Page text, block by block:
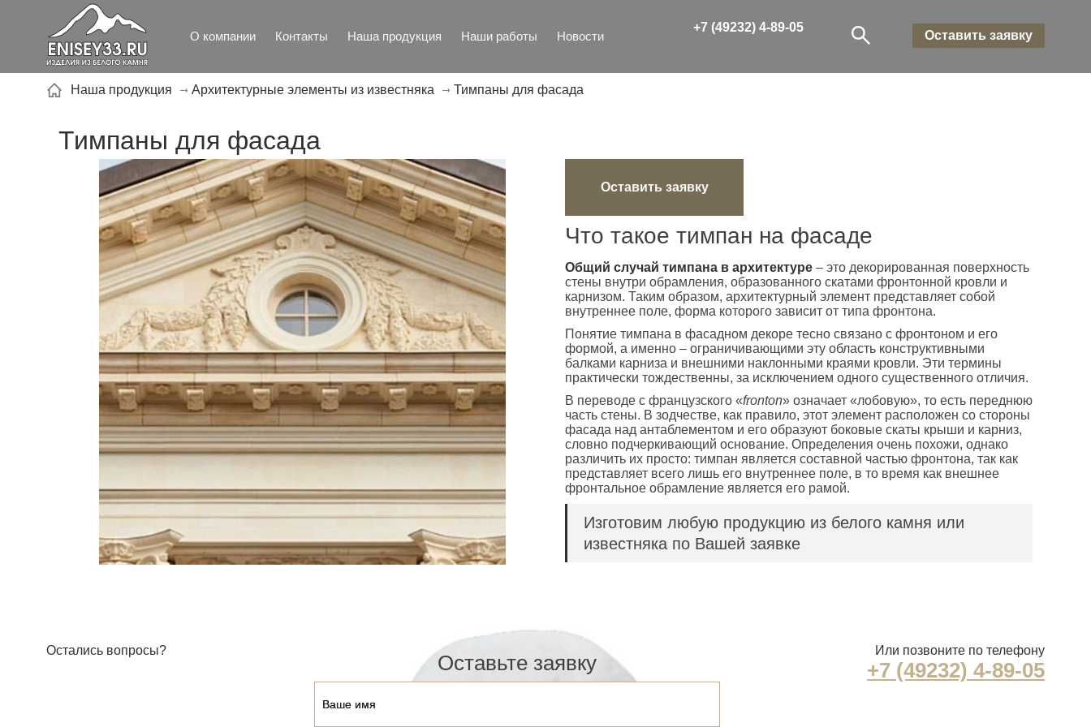
Москва, ул. Московская, д.1 офис 1
+7 (49232) 4-89-05
Оставить заявку
О компании Контакты Наша продукция Наши работы Новости
Наша продукция Архитектурные элементы из известняка Тимпаны для фасада
Тимпаны для фасада
Оставить заявку
Что такое тимпан на фасаде
Общий случай тимпана в архитектуре – это декорированная поверхность
стены внутри обрамления, образованного скатами фронтонной кровли и
карнизом. Таким образом, архитектурный элемент представляет собой
внутреннее поле, форма которого зависит от типа фронтона.
Понятие тимпана в фасадном декоре тесно связано с фронтоном и его
формой, а именно – ограничивающими эту область конструктивными
балками карниза и внешними наклонными краями кровли. Эти термины
практически тождественны, за исключением одного существенного отличия.
В переводе с французского «fronton» означает «лобовую», то есть переднюю
часть стены. В зодчестве, как правило, этот элемент расположен со стороны
фасада над антаблементом и его образуют боковые скаты крыши и карниз,
словно подчеркивающий основание. Определения очень похожи, однако
различить их просто: тимпан является составной частью фронтона, так как
представляет всего лишь его внутреннее поле, в то время как внешнее
фронтальное обрамление является его рамой.
Изготовим любую продукцию из белого камня или
известняка по Вашей заявке
Остались вопросы?
Оставьте заявку
Ваше имя
Ваше имя
Или позвоните по телефону
+7 (49232) 4-89-05